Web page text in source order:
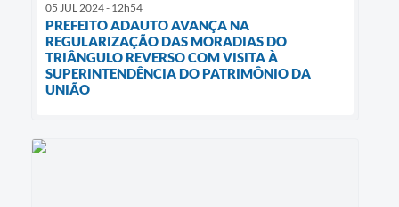
05 JUL 2024 - 12h54
PREFEITO ADAUTO AVANÇA NA
REGULARIZAÇÃO DAS MORADIAS DO
TRIÂNGULO REVERSO COM VISITA À
SUPERINTENDÊNCIA DO PATRIMÔNIO DA
UNIÃO